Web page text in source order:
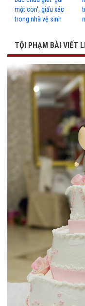
một con', giấu xác
trong nhà vệ sinh
TỘI PHẠM BÀI VIẾT